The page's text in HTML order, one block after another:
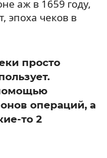
аж в 1659 году,
эпоха чеков в
просто
операций, а
то 2